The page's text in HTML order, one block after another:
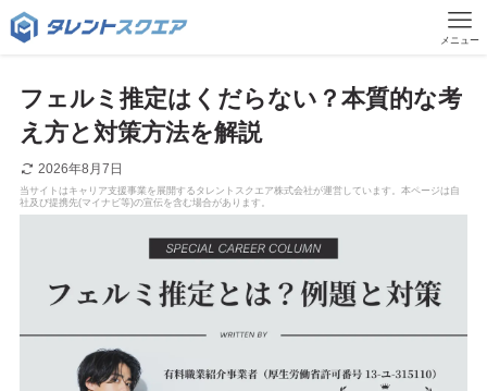
メニュー
フェルミ推定はくだらない？本質的な考
え方と対策方法を解説
2026年8月7日